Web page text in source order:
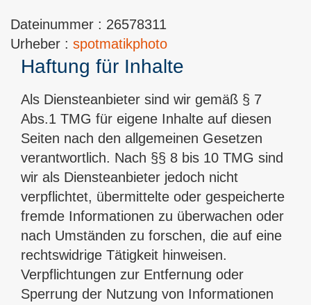
Dateinummer : 26578311
Urheber : spotmatikphoto
Haftung für Inhalte
Als Diensteanbieter sind wir gemäß § 7
Abs.1 TMG für eigene Inhalte auf diesen
Seiten nach den allgemeinen Gesetzen
verantwortlich. Nach §§ 8 bis 10 TMG sind
wir als Diensteanbieter jedoch nicht
verpflichtet, übermittelte oder gespeicherte
fremde Informationen zu überwachen oder
nach Umständen zu forschen, die auf eine
rechtswidrige Tätigkeit hinweisen.
Verpflichtungen zur Entfernung oder
Sperrung der Nutzung von Informationen